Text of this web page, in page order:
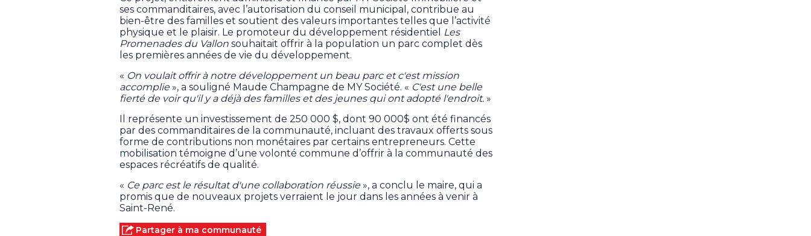
ses commanditaires, avec l’autorisation du conseil municipal, contribue au
bien-être des familles et soutient des valeurs importantes telles que l’activité
physique et le plaisir. Le promoteur du développement résidentiel
Les
Promenades du Vallon souhaitait offrir à la population un parc complet dès
les premières années de vie du développement.
« On voulait offrir à notre développement un beau parc et c'est mission
accomplie», a souligné Maude Champagne de MY Société. « C'est une belle
fierté de voir qu'il y a déjà des familles et des jeunes qui ont adopté l'endroit. »
Il représente un investissement de 250 000 $, dont 90 000$ ont été financés
par des commanditaires de la communauté, incluant des travaux offerts sous
forme de contributions non monétaires par certains entrepreneurs. Cette
mobilisation témoigne d’une volonté commune d’offrir à la communauté des
espaces récréatifs de qualité.
« Ce parc est le résultat d'une collaboration réussie», a conclu le maire, qui a
promis que de nouveaux projets verraient le jour dans les années à venir à
Saint-René.
Partager à ma communauté